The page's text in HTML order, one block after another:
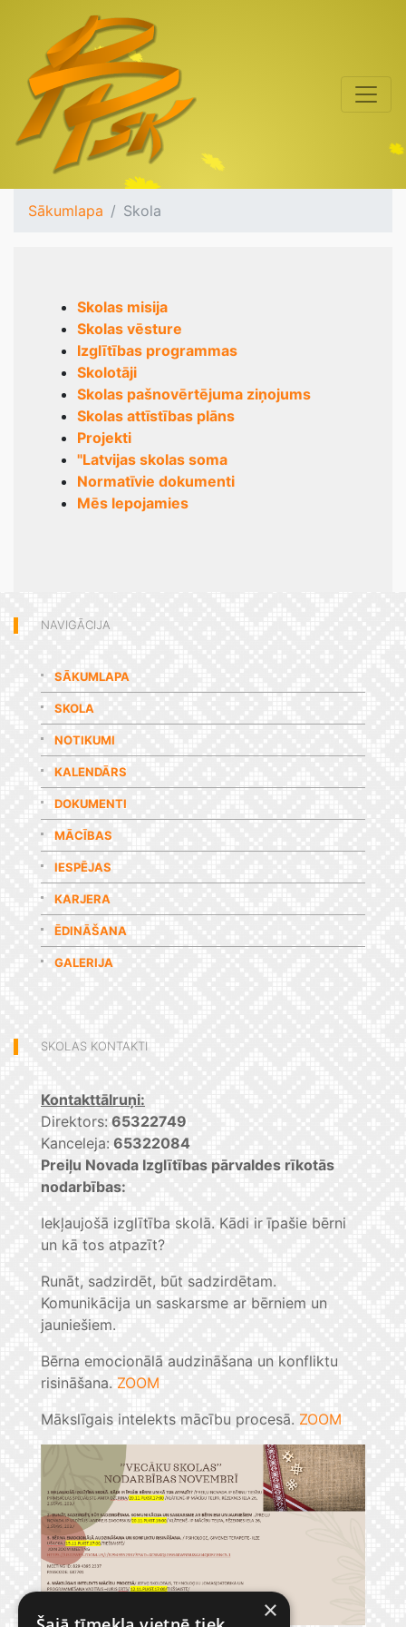
Sākumlapa Skola
Skolas misija
Skolas vēsture
Izglītības programmas
Skolotāji
Skolas pašnovērtējuma ziņojums
Skolas attīstības plāns
Projekti
"Latvijas skolas soma
Normatīvie dokumenti
Mēs lepojamies
NAVIGĀCIJA
SĀKUMLAPA
SKOLA
NOTIKUMI
KALENDĀRS
DOKUMENTI
MĀCĪBAS
IESPĒJAS
KARJERA
ĒDINĀŠANA
GALERIJA
SKOLAS KONTAKTI
Kontakttālruņi:
Direktors: 65322749
Kanceleja: 65322084
Preiļu Novada Izglītības pārvaldes rīkotās
nodarbības:
Iekļaujošā izglītība skolā. Kādi ir īpašie bērni
un kā tos atpazīt?
Runāt, sadzirdēt, būt sadzirdētam.
Komunikācija un saskarsme ar bērniem un
jauniešiem.
Bērna emocionālā audzināšana un konfliktu
risināšana. ZOOM
Mākslīgais intelekts mācību procesā. ZOOM
×